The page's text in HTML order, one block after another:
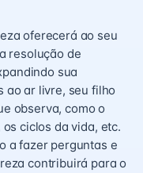
oferecerá ao seu
resolução de
sua
ao ar livre, seu filho
observa, como o
ciclos da vida, etc.
a fazer perguntas e
contribuirá para o